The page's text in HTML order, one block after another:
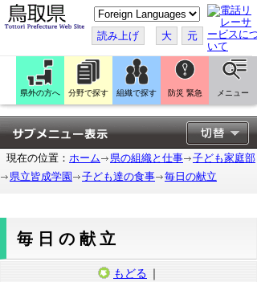
こ
の
ペ
ー
ジ
翻
訳
す
る
読み上げ 大 元
県外の方へ 分野で探す 組織で探す 防災 緊急 メニュー
現在の位置： ホーム 県の組織と仕事
子ども家庭部
県立皆成学園
子ども達の食事 毎日の献立
毎日の献立
もどる ｜